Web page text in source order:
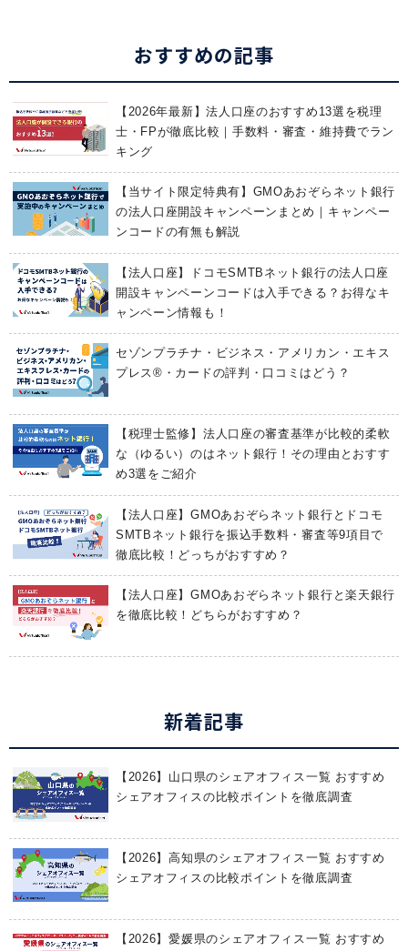
おすすめの記事
【2026年最新】法人口座のおすすめ13選を税理
士・FPが徹底比較｜手数料・審査・維持費でラン
キング
【当サイト限定特典有】GMOあおぞらネット銀行
の法人口座開設キャンペーンまとめ｜キャンペー
ンコードの有無も解説
【法人口座】ドコモSMTBネット銀行の法人口座
開設キャンペーンコードは入手できる？お得なキ
ャンペーン情報も！
セゾンプラチナ・ビジネス・アメリカン・エキス
プレス®・カードの評判・口コミはどう？
【税理士監修】法人口座の審査基準が比較的柔軟
な（ゆるい）のはネット銀行！その理由とおすす
め3選をご紹介
【法人口座】GMOあおぞらネット銀行とドコモ
SMTBネット銀行を振込手数料・審査等9項目で
徹底比較！どっちがおすすめ？
【法人口座】GMOあおぞらネット銀行と楽天銀行
を徹底比較！どちらがおすすめ？
新着記事
【2026】山口県のシェアオフィス一覧 おすすめ
シェアオフィスの比較ポイントを徹底調査
【2026】高知県のシェアオフィス一覧 おすすめ
シェアオフィスの比較ポイントを徹底調査
【2026】愛媛県のシェアオフィス一覧 おすすめ